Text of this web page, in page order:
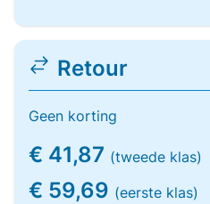
Retour
Geen korting
€ 41,87 (tweede klas)
€ 59,69 (eerste klas)